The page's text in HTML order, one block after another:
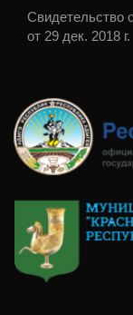
от 29 дек. 2018 г.